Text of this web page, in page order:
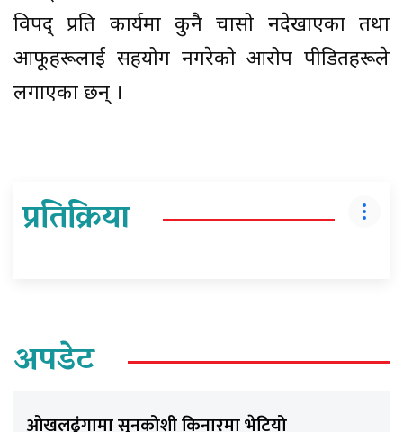
विपद् प्रति कार्यमा कुनै चासो नदेखाएका तथा
आफूहरूलाई सहयोग नगरेको आरोप पीडितहरूले
लगाएका छन् ।
प्रतिक्रिया
अपडेट
ओखलढुंगामा सुनकोशी किनारमा भेटियो